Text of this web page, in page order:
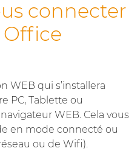
connecter
WEB qui s’installera
PC, Tablette ou
WEB. Cela vous
en mode connecté ou
ou de Wifi).